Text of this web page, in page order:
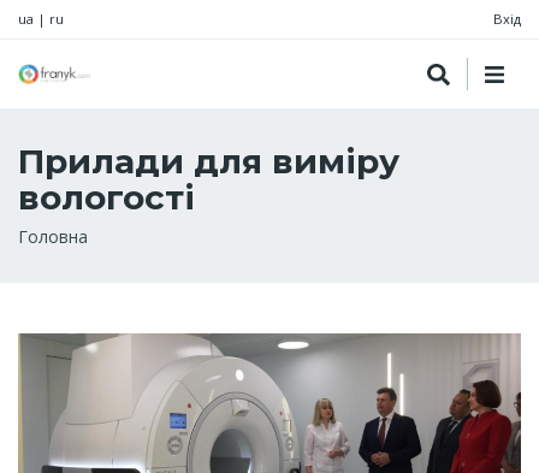
ua | ru Вхід
Прилади для виміру
вологості
Рядок
Головна